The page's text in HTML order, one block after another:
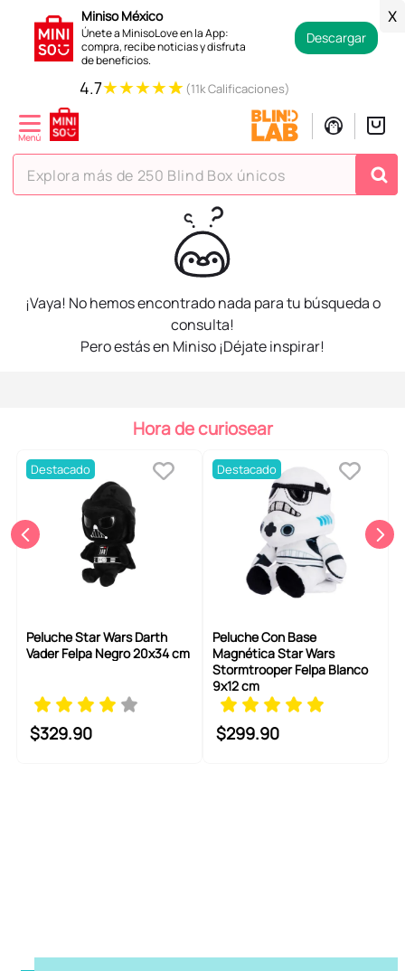
Miniso México
Únete a MinisoLove en la App:
compra, recibe noticias y disfruta
de beneficios.
Descargar
X
4.7★★★★★ (11k Calificaciones)
Explora más de 250 Blind Box únicos
¡Vaya! No hemos encontrado nada para tu búsqueda o
consulta!
Pero estás en Miniso ¡Déjate inspirar!
Hora de curiosear
Destacado
Peluche Star Wars Darth
Vader Felpa Negro 20x34 cm
$329.90
Destacado
Peluche Con Base
Magnética Star Wars
Stormtrooper Felpa Blanco
9x12 cm
$299.90
TÉRMINOS MÁS BUSCADOS
3
peluche
osito cariñosito
8 .
bts
chiikawas
10 . cosmetiquera